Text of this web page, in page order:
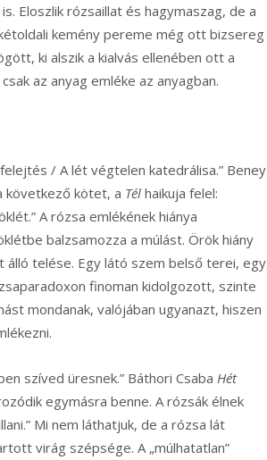
Eloszlik rózsaillat és hagymaszag, de a
kemény pereme még ott bizsereg
ki alszik a kialvás ellenében ott a
az anyag emléke az anyagban.
/ A lét végtelen katedrálisa.” Beney
következő kötet, a Tél haikuja felel:
A rózsa emlékének hiánya
balzsamozza a múlást. Örök hiány
álló telése. Egy látó szem belső terei, egy
finoman kidolgozott, szinte
mondanak, valójában ugyanazt, hiszen
üresnek.” Báthori Csaba Hét
egymásra benne. A rózsák élnek
Mi nem láthatjuk, de a rózsa lát
virág szépsége. A „múlhatatlan”